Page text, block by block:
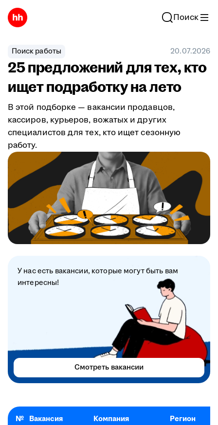
Поиск
Поиск работы 20.07.2026
25 предложений для тех, кто
ищет подработку на лето
В этой подборке — вакансии продавцов,
кассиров, курьеров, вожатых и других
специалистов для тех, кто ищет сезонную
работу.
№ Вакансия Компания Регион
У нас есть вакансии, которые могут быть вам
интересны!
Смотреть вакансии